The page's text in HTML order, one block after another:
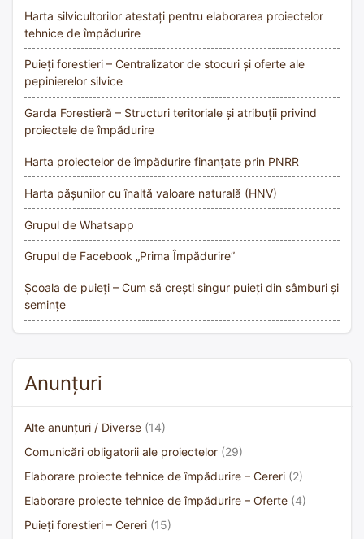
Harta silvicultorilor atestați pentru elaborarea proiectelor
tehnice de împădurire
Puieți forestieri – Centralizator de stocuri și oferte ale
pepinierelor silvice
Garda Forestieră – Structuri teritoriale și atribuții privind
proiectele de împădurire
Harta proiectelor de împădurire finanțate prin PNRR
Harta pășunilor cu înaltă valoare naturală (HNV)
Grupul de Whatsapp
Grupul de Facebook „Prima Împădurire”
Școala de puieți – Cum să crești singur puieți din sâmburi și
semințe
Anunțuri
Alte anunțuri / Diverse (14)
Comunicări obligatorii ale proiectelor (29)
Elaborare proiecte tehnice de împădurire – Cereri (2)
Elaborare proiecte tehnice de împădurire – Oferte (4)
Puieți forestieri – Cereri (15)